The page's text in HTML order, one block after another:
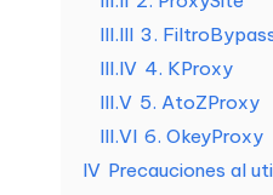
si
III.III 3.
III.IV 4. KProxy
III.V 5. AtoZProxy
III.VI 6. OkeyProxy
IV Precauciones al